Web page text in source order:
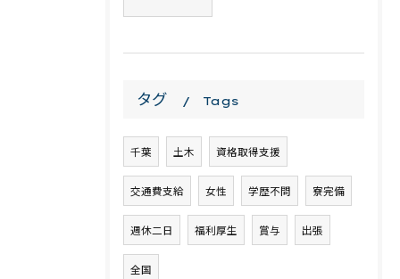
タグ Tags
千葉 土木 資格取得支援
交通費支給 女性 学歴不問 寮完備
週休二日 福利厚生 賞与 出張
全国